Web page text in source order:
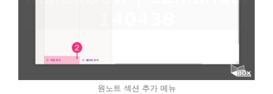
원노트 섹션 추가 메뉴